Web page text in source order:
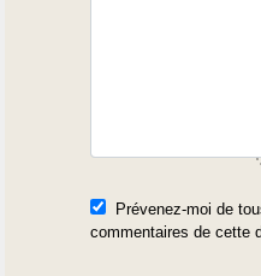
Prévenez-moi de
commentaires de cette